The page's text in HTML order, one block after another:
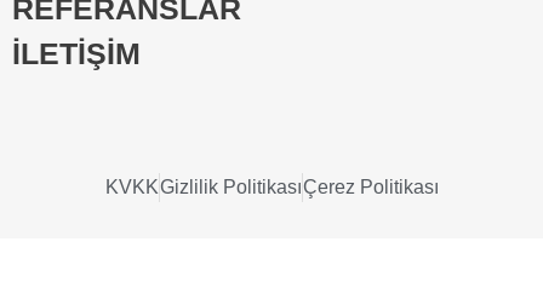
REFERANSLAR
İLETİŞİM
KVKKGizlilik PolitikasıÇerez Politikası